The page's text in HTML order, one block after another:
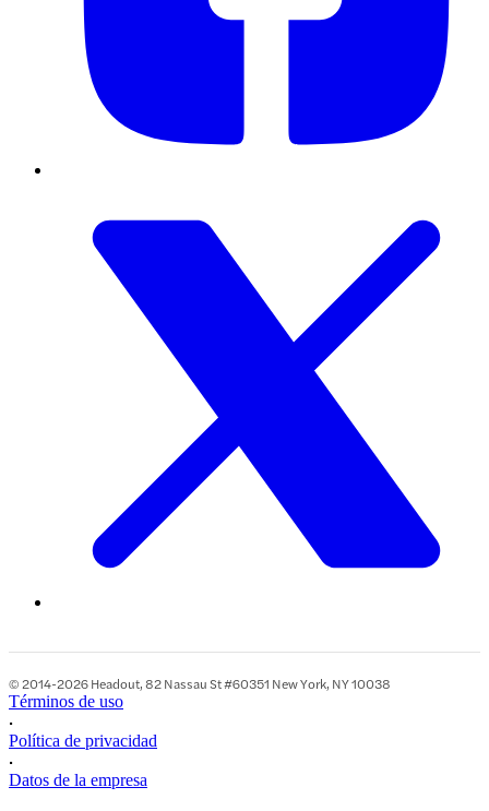
© 2014-2026 Headout, 82 Nassau St #60351 New York, NY 10038
Términos de uso
•
Política de privacidad
•
Datos de la empresa